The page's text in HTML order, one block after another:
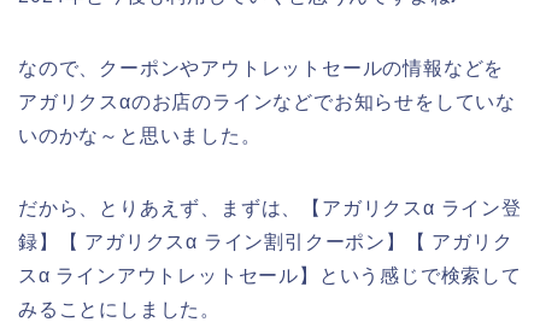
なので、クーポンやアウトレットセールの情報などを
アガリクスαのお店のラインなどでお知らせをしていな
いのかな～と思いました。
だから、とりあえず、まずは、【アガリクスα ライン登
録】【 アガリクスα ライン割引クーポン】【 アガリク
スα ラインアウトレットセール】という感じで検索して
みることにしました。